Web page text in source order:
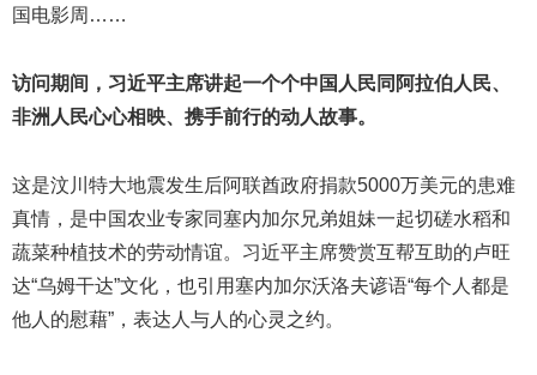
国电影周……
访问期间，习近平主席讲起一个个中国人民同阿拉伯人民、
非洲人民心心相映、携手前行的动人故事。
这是汶川特大地震发生后阿联酋政府捐款5000万美元的患难
真情，是中国农业专家同塞内加尔兄弟姐妹一起切磋水稻和
蔬菜种植技术的劳动情谊。习近平主席赞赏互帮互助的卢旺
达“乌姆干达”文化，也引用塞内加尔沃洛夫谚语“每个人都是
他人的慰藉”，表达人与人的心灵之约。